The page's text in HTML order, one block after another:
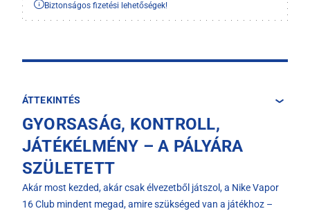
Biztonságos fizetési lehetőségek!
ÁTTEKINTÉS
GYORSASÁG, KONTROLL,
JÁTÉKÉLMÉNY – A PÁLYÁRA
SZÜLETETT
Akár most kezded, akár csak élvezetből játszol, a Nike Vapor
16 Club mindent megad, amire szükséged van a játékhoz –